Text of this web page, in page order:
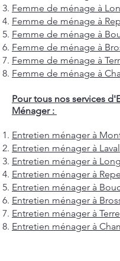
Femme de ménage à
Femme de ménage à
Femme de ménage à
Femme de ménage à
Femme de ménage à
Femme de ménage à
Pour tous nos services
Ménager :
Entretien ménager à
Entretien ménager à Laval
Entretien ménager à
Entretien ménager à
Entretien ménager à
Entretien ménager à
Entretien ménager à
Entretien ménager à